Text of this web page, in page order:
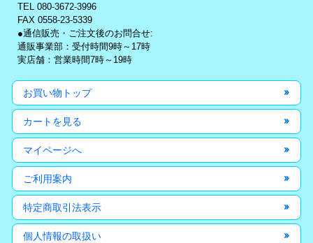
TEL 080-3672-3996
FAX 0558-23-5339
●通信販売・ご注文後のお問合せ:
通販事業部：受付時間9時～17時
実店舗：営業時間7時～19時
お買い物トップ
カートを見る
マイページへ
ご利用案内
特定商取引法表示
個人情報の取扱い